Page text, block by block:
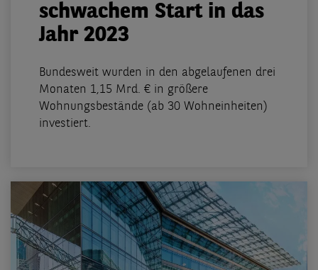
schwachem Start in das
Jahr 2023
Bundesweit wurden in den abgelaufenen drei
Monaten 1,15 Mrd. € in größere
Wohnungsbestände (ab 30 Wohneinheiten)
investiert.